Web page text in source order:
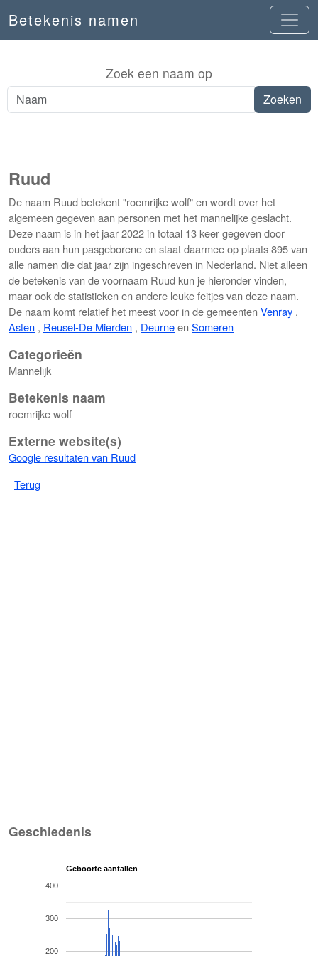
Betekenis namen
Zoek een naam op
Ruud
De naam Ruud betekent "roemrijke wolf" en wordt over het
algemeen gegeven aan personen met het mannelijke geslacht.
Deze naam is in het jaar 2022 in totaal 13 keer gegeven door
ouders aan hun pasgeborene en staat daarmee op plaats 895 van
alle namen die dat jaar zijn ingeschreven in Nederland. Niet alleen
de betekenis van de voornaam Ruud kun je hieronder vinden,
maar ook de statistieken en andere leuke feitjes van deze naam.
De naam komt relatief het meest voor in de gemeenten Venray ,
Asten , Reusel-De Mierden , Deurneen Someren
Categorieën
Mannelijk
Betekenis naam
roemrijke wolf
Externe website(s)
Google resultaten van Ruud
Terug
Geschiedenis
Geboorte aantallen
200
300
400